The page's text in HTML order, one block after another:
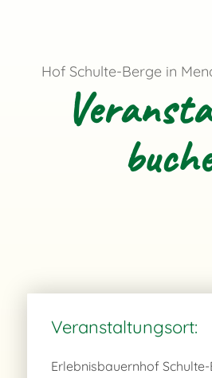
Hof Schulte-Berge in
Veranstaltungsort:
Erlebnisbauernhof